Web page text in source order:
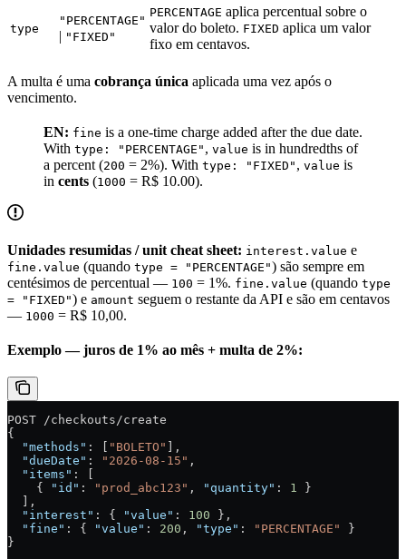
type
"PERCENTAGE"
| "FIXED"
PERCENTAGE aplica percentual sobre o
valor do boleto. FIXED aplica um valor
fixo em centavos.
A multa é uma cobrança única aplicada uma vez após o
vencimento.
EN: fine is a one-time charge added after the due date.
With type: "PERCENTAGE" , value is in hundredths of
a percent (200 = 2%). With type: "FIXED" , value is
in cents (1000 = R$ 10.00).
Unidades resumidas / unit cheat sheet: interest.value e
fine.value (quando type = "PERCENTAGE") são sempre em
centésimos de percentual — 100 = 1%. fine.value (quando type
= "FIXED") e amount seguem o restante da API e são em centavos
— 1000 = R$ 10,00.
Exemplo — juros de 1% ao mês + multa de 2%:
POST /checkouts/create
{
  "methods"
: [ "BOLETO"
],
  "dueDate"
: "2026-08-15" ,
  "items"
: [
    {
"id" : "prod_abc123" , "quantity" : 1
}
  ],
  "interest"
: { "value" : 100 },
  "fine"
: { "value" : 200 , "type" : "PERCENTAGE"
}
}